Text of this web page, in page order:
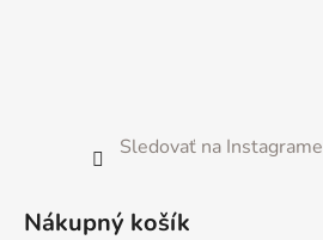
Sledovať na Instagrame
Nákupný košík